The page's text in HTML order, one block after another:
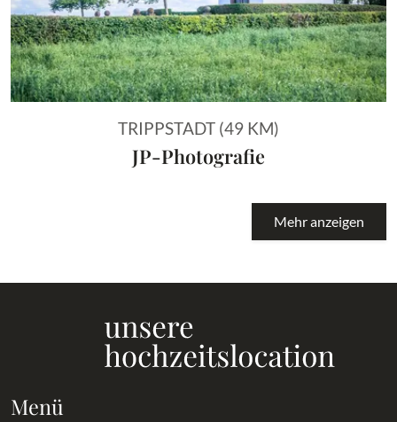
TRIPPSTADT (49 KM)
JP-Photografie
Mehr anzeigen
Menü